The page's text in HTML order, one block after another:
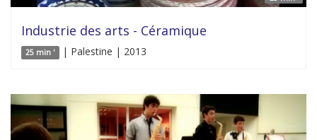
Industrie des arts - Céramique
25 min ' | Palestine | 2013